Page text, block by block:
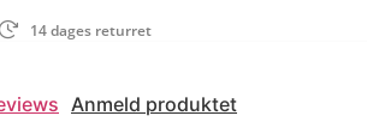
14 dages returret
Anmeld produktet